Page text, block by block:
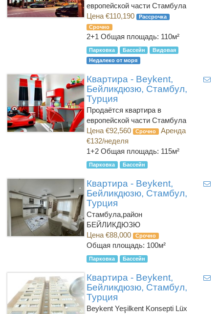
европейской части Стамбула
Цена €110,190
Рассрочка
Срочно
2+1 Общая площадь: 110м²
Парковка Бассейн
Видовая
Недалеко от моря
Квартира - Beykent,
Бейликдюзю, Стамбул,
Турция
Продаётся квартира в
европейской части Стамбула
Цена €92,560
Срочно Аренда
€132/неделя
1+2 Общая площадь: 115м²
Парковка Бассейн
Квартира - Beykent,
Бейликдюзю, Стамбул,
Турция
Стамбула,район
БЕЙЛИКДЮЗЮ
Цена €88,000
Срочно
Общая площадь: 100м²
Парковка Бассейн
Квартира - Beykent,
Бейликдюзю, Стамбул,
Турция
Beykent Yeşilkent Konsepti Lüx